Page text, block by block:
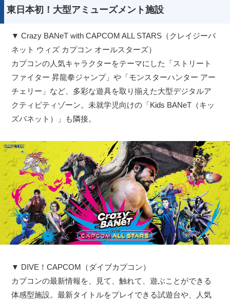
東日本初！大型アミューズメント施設
▼ Crazy BANeT with CAPCOM ALL STARS（クレイジーバ
ネット ウィズ カプコン オールスターズ）
カプコンの人気キャラクターをテーマにした「ストリート
ファイター 昇龍拳ジャンプ」や「モンスターハンター アー
チェリー」など、多彩な遊具を取り揃えた大型デジタルア
クティビティゾーン。未就学児向けの「Kids BANeT（キッ
ズバネット）」も隣接。
▼ DIVE！CAPCOM（ダイブカプコン）
カプコンの最新情報を、見て、触れて、遊ぶことができる
体感型施設。最新タイトルをプレイできる試遊台や、人気